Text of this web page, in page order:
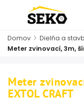
Domov / Dielňa a
Meter zvinovací, 3m,
Meter
EXTOL CRAFT